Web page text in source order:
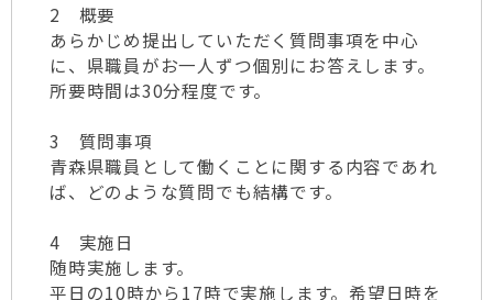
2 概要
あらかじめ提出していただく質問事項を中心
に、県職員がお一人ずつ個別にお答えします。
所要時間は30分程度です。
3 質問事項
青森県職員として働くことに関する内容であれ
ば、どのような質問でも結構です。
4 実施日
随時実施します。
平日の10時から17時で実施します。希望日時を